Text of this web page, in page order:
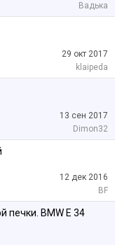
Вадька
29 окт 2017
klaipeda
13 сен 2017
Dimon32
12 дек 2016
BF
печки. BMW E 34